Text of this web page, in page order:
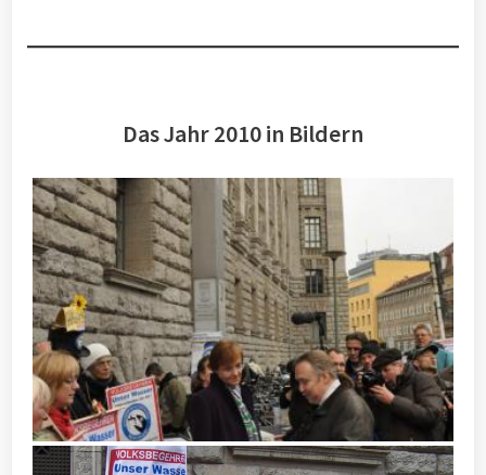
Das Jahr 2010 in Bildern